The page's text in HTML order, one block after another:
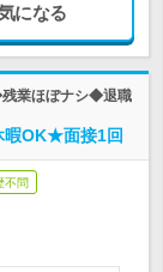
になる
業ほぼナシ◆退職
暇OK★面接1回
不問